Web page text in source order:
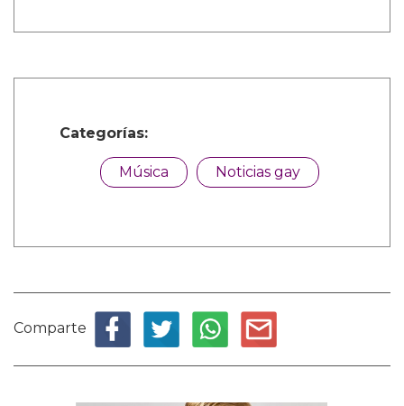
Categorías:
Música Noticias gay
Comparte